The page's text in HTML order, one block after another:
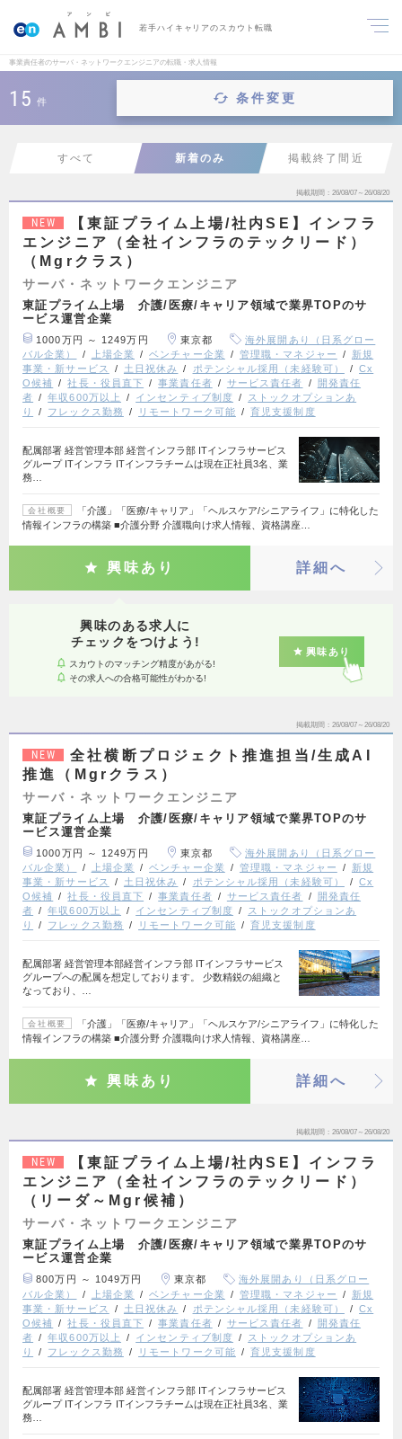
若手ハイキャリアのスカウト転職
事業責任者のサーバ・ネットワークエンジニアの転職・求人情報
15 件 条件変更
すべて 新着のみ 掲載終了間近
掲載期間 26/08/07～26/08/20
NEW
【東証プライム上場/社内SE】インフラ
エンジニア（全社インフラのテックリード）
（Mgrクラス）
サーバ・ネットワークエンジニア
東証プライム上場 介護/医療/キャリア領域で業界TOPのサ
ービス運営企業
1000万円 ～ 1249万円 東京都
海外展開あり（日系グロー
バル企業）
上場企業 ベンチャー企業 管理職・マネジャー
新規
事業・新サービス
土日祝休み ポテンシャル採用（未経験可）
Cx
O候補
社長・役員直下 事業責任者 サービス責任者
開発責任
者
年収600万以上 インセンティブ制度
ストックオプションあ
り
フレックス勤務 リモートワーク可能 育児支援制度
配属部署 経営管理本部 経営インフラ部 ITインフラサービス
グループ ITインフラ ITインフラチームは現在正社員3名、業
務…
会社概要
「介護」「医療/キャリア」「ヘルスケア/シニアライフ」に特化した
情報インフラの構築 ■介護分野 介護職向け求人情報、資格講座…
興味あり 詳細へ
興味のある求人に
チェックをつけよう!
スカウトのマッチング精度があがる!
その求人への合格可能性がわかる!
興味あり
掲載期間 26/08/07～26/08/20
NEW
全社横断プロジェクト推進担当/生成AI
推進（Mgrクラス）
サーバ・ネットワークエンジニア
東証プライム上場 介護/医療/キャリア領域で業界TOPのサ
ービス運営企業
1000万円 ～ 1249万円 東京都
海外展開あり（日系グロー
バル企業）
上場企業 ベンチャー企業 管理職・マネジャー
新規
事業・新サービス
土日祝休み ポテンシャル採用（未経験可）
Cx
O候補
社長・役員直下 事業責任者 サービス責任者
開発責任
者
年収600万以上 インセンティブ制度
ストックオプションあ
り
フレックス勤務 リモートワーク可能 育児支援制度
配属部署 経営管理本部経営インフラ部 ITインフラサービス
グループへの配属を想定しております。 少数精鋭の組織と
なっており、…
会社概要
「介護」「医療/キャリア」「ヘルスケア/シニアライフ」に特化した
情報インフラの構築 ■介護分野 介護職向け求人情報、資格講座…
興味あり 詳細へ
掲載期間 26/08/07～26/08/20
NEW
【東証プライム上場/社内SE】インフラ
エンジニア（全社インフラのテックリード）
（リーダ～Mgr候補）
サーバ・ネットワークエンジニア
東証プライム上場 介護/医療/キャリア領域で業界TOPのサ
ービス運営企業
800万円 ～ 1049万円 東京都
海外展開あり（日系グロー
バル企業）
上場企業 ベンチャー企業 管理職・マネジャー
新規
事業・新サービス
土日祝休み ポテンシャル採用（未経験可）
Cx
O候補
社長・役員直下 事業責任者 サービス責任者
開発責任
者
年収600万以上 インセンティブ制度
ストックオプションあ
り
フレックス勤務 リモートワーク可能 育児支援制度
配属部署 経営管理本部 経営インフラ部 ITインフラサービス
グループ ITインフラ ITインフラチームは現在正社員3名、業
務…